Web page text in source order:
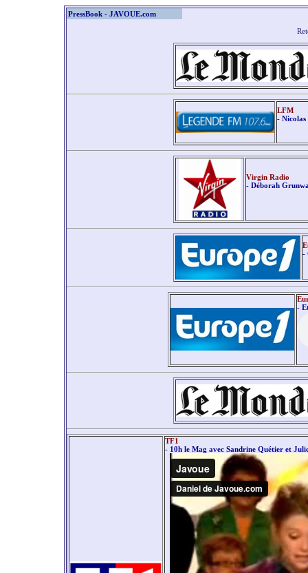
PressBook - JAVOUE.com
LFM
- Nicolas
Virgin Radio
- Déborah
-
-
TF1
- 10h le Mag avec Sandrine Quétier et